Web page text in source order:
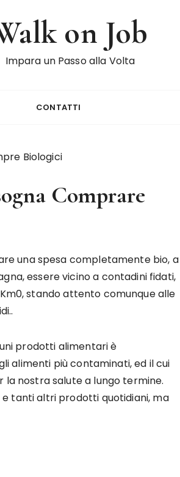
on Job
Impara un Passo alla Volta
CONTATTI
Biologici
Comprare
una spesa completamente bio, a
essere vicino a contadini fidati,
stando attento comunque alle
prodotti alimentari è
alimenti più contaminati, ed il cui
nostra salute a lungo termine.
tanti altri prodotti quotidiani, ma